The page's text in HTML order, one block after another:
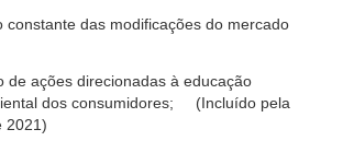
constante das modificações do mercado
de ações direcionadas à educação
dos consumidores; (Incluído pela
2021)